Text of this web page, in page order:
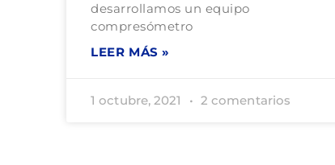
desarrollamos un equipo
compresómetro
LEER MÁS »
1 octubre, 2021 2 comentarios